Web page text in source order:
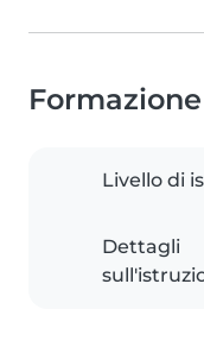
Livello di
Dettagli